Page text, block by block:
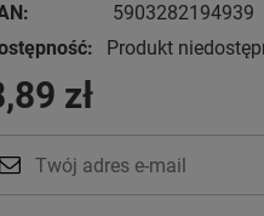
5903282194939
Produkt
zł